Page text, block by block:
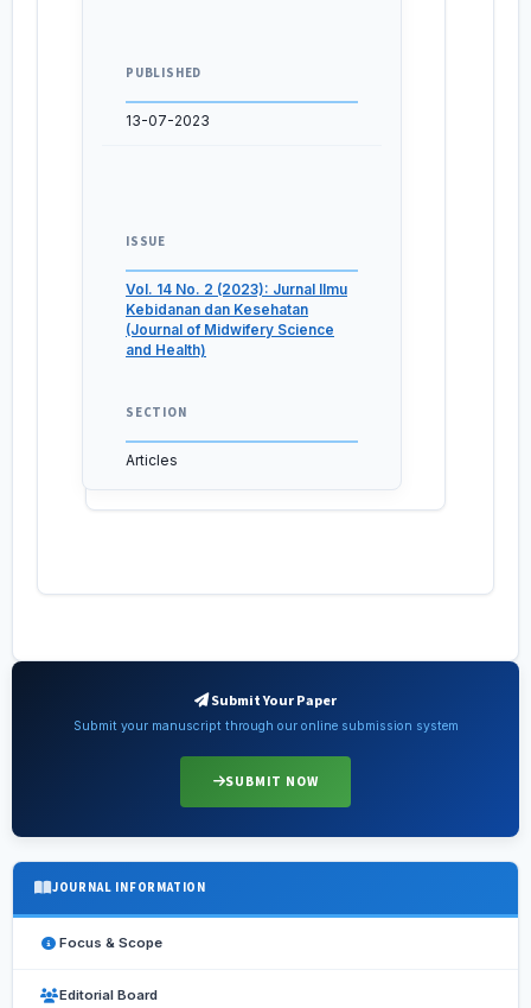
PUBLISHED
13-07-2023
ISSUE
Vol. 14 No. 2 (2023): Jurnal Ilmu
Kebidanan dan Kesehatan
(Journal of Midwifery Science
and Health)
SECTION
Articles
Submit Your Paper
Submit your manuscript through our online submission system
SUBMIT NOW
JOURNAL INFORMATION
Focus & Scope
Editorial Board